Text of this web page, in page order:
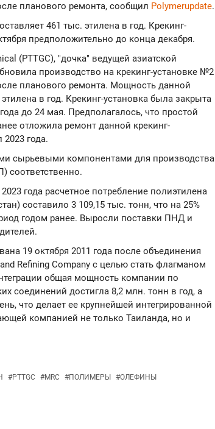
планового ремонта, сообщил Polymerupdate.
461 тыс. этилена в год. Крекинг-
предположительно до конца декабря.
(PTTGC), "дочка" ведущей азиатской
производство на крекинг-установке №2
планового ремонта. Мощность данной
в год. Крекинг-установка была закрыта
до 24 мая. Предполагалось, что простой
отложила ремонт данной крекинг-
года.
сырьевыми компонентами для производства
соответственно.
года расчетное потребление полиэтилена
составило 3 109,15 тыс. тонн, что на 25%
годом ранее. Выросли поставки ПНД и
19 октября 2011 года после объединения
Refining Company с целью стать флагманом
общая мощность компании по
соединений достигла 8,2 млн. тонн в год, а
что делает ее крупнейшей интегрированной
компанией не только Таиланда, но и
#PTTGC #MRC #ПОЛИМЕРЫ #ОЛЕФИНЫ